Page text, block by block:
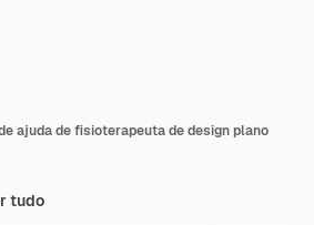
ajuda de fisioterapeuta de design plano
tudo